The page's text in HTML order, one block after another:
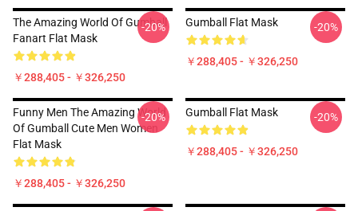
The Amazing World Of Gumball
Fanart Flat Mask
￥288,405 - ￥326,250
-20% Gumball Flat Mask
￥288,405 - ￥326,250
-20%
Funny Men The Amazing World
Of Gumball Cute Men Women
Flat Mask
￥288,405 - ￥326,250
-20% Gumball Flat Mask
￥288,405 - ￥326,250
-20%